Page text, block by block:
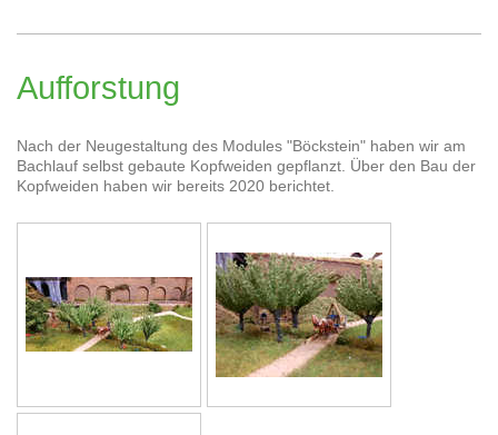
Aufforstung
Nach der Neugestaltung des Modules "Böckstein" haben wir am
Bachlauf selbst gebaute Kopfweiden gepflanzt. Über den Bau der
Kopfweiden haben wir bereits 2020 berichtet.